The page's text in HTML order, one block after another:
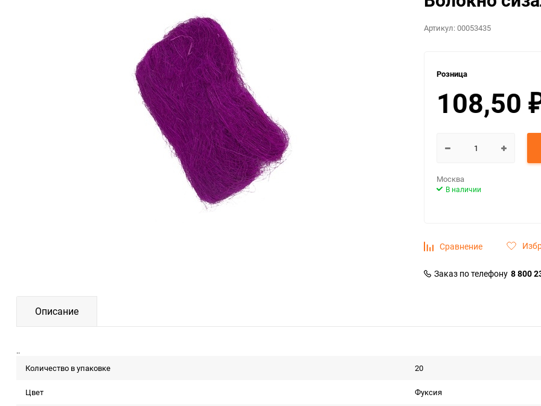
Артикул:00053435
Розница
108,50
Москва
В наличии
Сравнение
Заказ по телефону 8 800
Описание
..
Количество в упаковке
20
Цвет Фуксия